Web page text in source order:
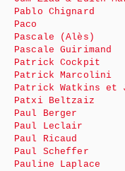
Pablo Chignard
Paco
Pascale (Alès)
Pascale Guirimand
Patrick Cockpit
Patrick Marcolini
Patrick Watkins et
Patxi Beltzaiz
Paul Berger
Paul Leclair
Paul Ricaud
Paul Scheffer
Pauline Laplace